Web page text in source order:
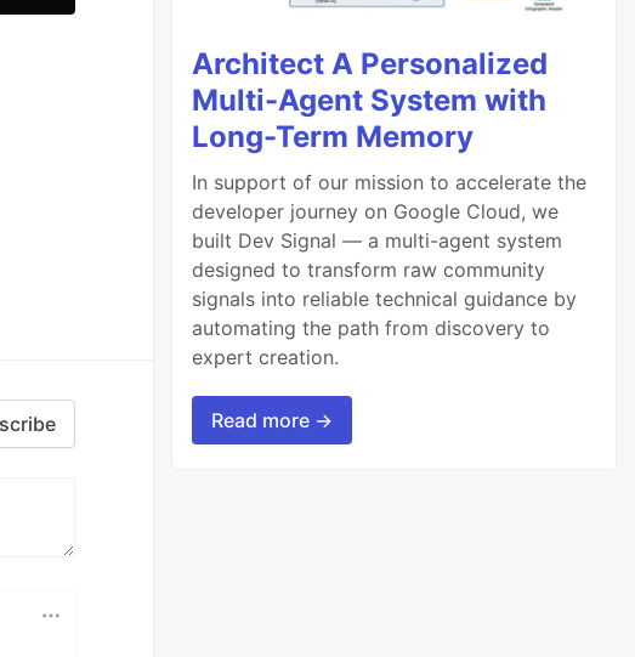
Architect A Personalized
Multi-Agent System with
Long-Term Memory
In support of our mission to accelerate the
developer journey on Google Cloud, we
built Dev Signal — a multi-agent system
designed to transform raw community
signals into reliable technical guidance by
automating the path from discovery to
expert creation.
Read more →